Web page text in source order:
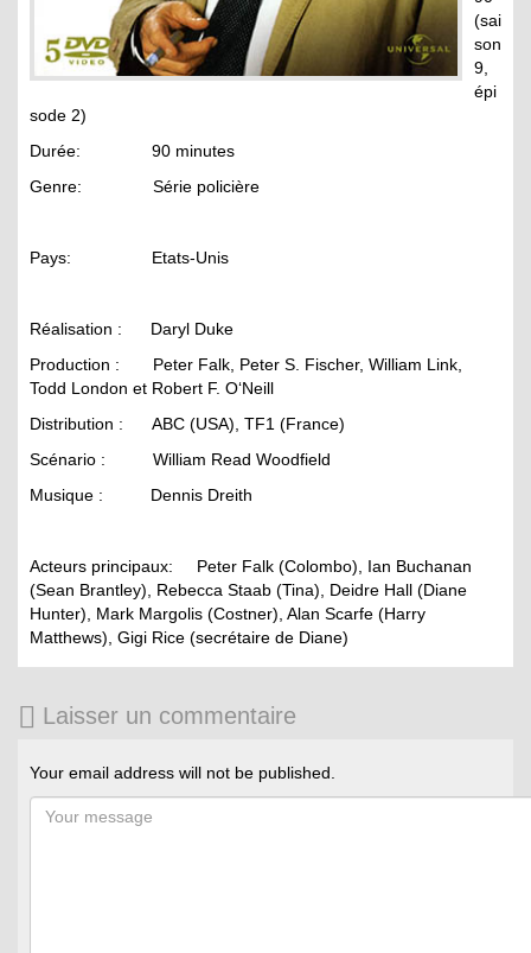
(sai
son
9,
épi
sode 2)
Durée: 90 minutes
Genre: Série policière
Pays: Etats-Unis
Réalisation : Daryl Duke
Production : Peter Falk, Peter S. Fischer, William Link,
Todd London et Robert F. O‘Neill
Distribution : ABC (USA), TF1 (France)
Scénario : William Read Woodfield
Musique : Dennis Dreith
Acteurs principaux: Peter Falk (Colombo), Ian Buchanan
(Sean Brantley), Rebecca Staab (Tina), Deidre Hall (Diane
Hunter), Mark Margolis (Costner), Alan Scarfe (Harry
Matthews), Gigi Rice (secrétaire de Diane)
Laisser un commentaire
Your email address will not be published.